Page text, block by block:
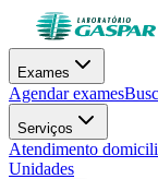
Exames
Agendar exames
Serviços
Atendimento
Unidades